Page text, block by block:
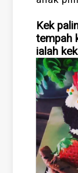
Kek
tempah
ialah